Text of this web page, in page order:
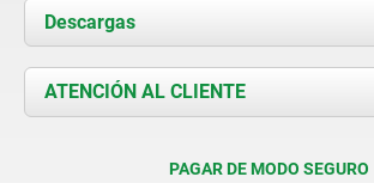
Acerca de nosotros
Novedades
Contacto
Descargas
Documents
ATENCIÓN AL CLIENTE
PAGAR DE MODO SEGURO